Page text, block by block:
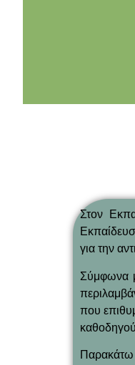
Στον
για την
Σύμφωνα
που
Παρακάτω